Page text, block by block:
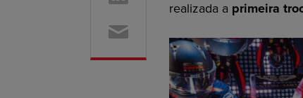
realizada a primeira